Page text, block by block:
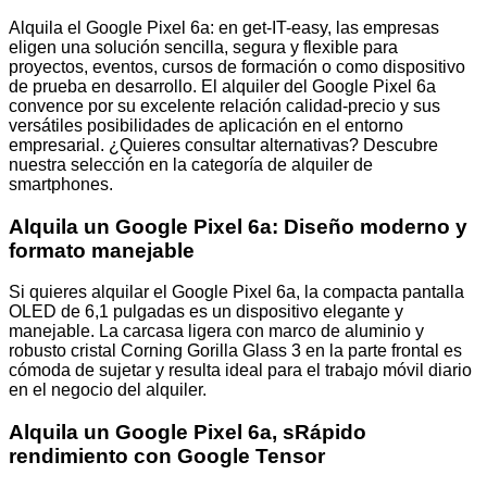
Alquila el Google Pixel 6a: en get-IT-easy, las empresas
eligen una solución sencilla, segura y flexible para
proyectos, eventos, cursos de formación o como dispositivo
de prueba en desarrollo. El alquiler del Google Pixel 6a
convence por su excelente relación calidad-precio y sus
versátiles posibilidades de aplicación en el entorno
empresarial. ¿Quieres consultar alternativas? Descubre
nuestra selección en la categoría de alquiler de
smartphones.
Alquila un Google Pixel 6a: Diseño moderno y
formato manejable
Si quieres alquilar el Google Pixel 6a, la compacta pantalla
OLED de 6,1 pulgadas es un dispositivo elegante y
manejable. La carcasa ligera con marco de aluminio y
robusto cristal Corning Gorilla Glass 3 en la parte frontal es
cómoda de sujetar y resulta ideal para el trabajo móvil diario
en el negocio del alquiler.
Alquila un Google Pixel 6a, sRápido
rendimiento con Google Tensor